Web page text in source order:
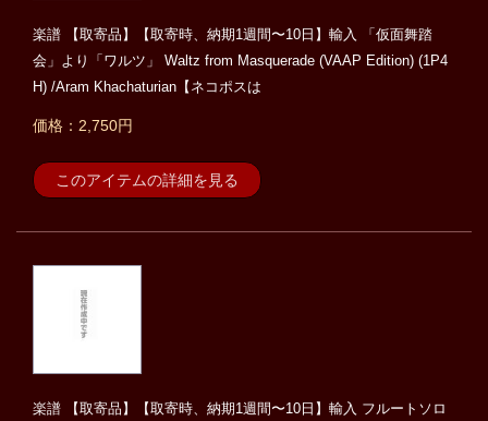
楽譜 【取寄品】【取寄時、納期1週間〜10日】輸入 「仮面舞踏
会」より「ワルツ」 Waltz from Masquerade (VAAP Edition) (1P4
H) /Aram Khachaturian【ネコポスは
価格：2,750円
このアイテムの詳細を見る
楽譜 【取寄品】【取寄時、納期1週間〜10日】輸入 フルートソロ